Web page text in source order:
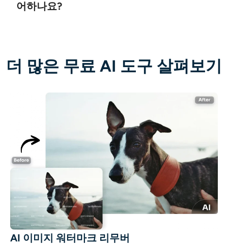
어하나요?
더 많은 무료 AI 도구 살펴보기
AI 이미지 워터마크 리무버